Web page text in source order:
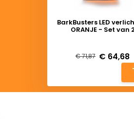
BarkBusters LED
ORANJE - Set van
€ 71,87 € 64,68